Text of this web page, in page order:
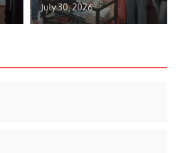
July 30, 2026